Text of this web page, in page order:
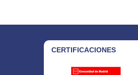
CERTIFICACIONES